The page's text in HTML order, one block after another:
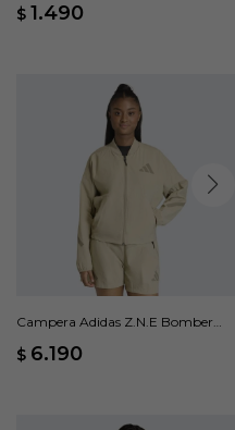
$ 1.490
Campera Adidas Z.N.E Bomber
$ 6.190